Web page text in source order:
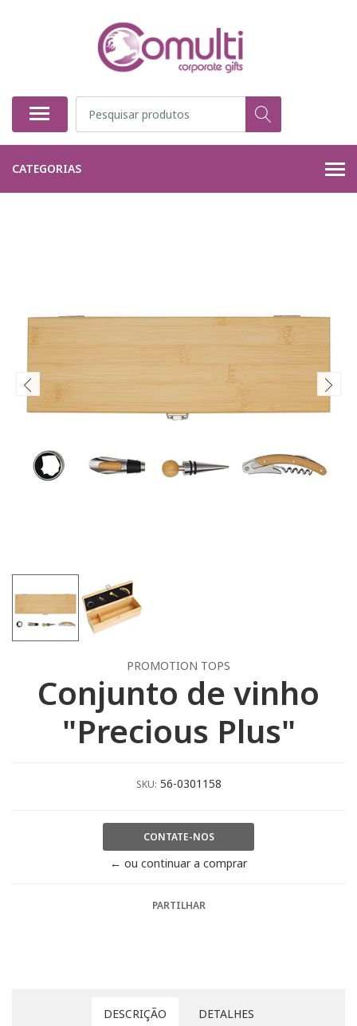
CATEGORIAS
PROMOTION TOPS
Conjunto de vinho
"Precious Plus"
SKU: 56-0301158
CONTATE-NOS
← ou continuar a comprar
PARTILHAR
DESCRIÇÃO DETALHES